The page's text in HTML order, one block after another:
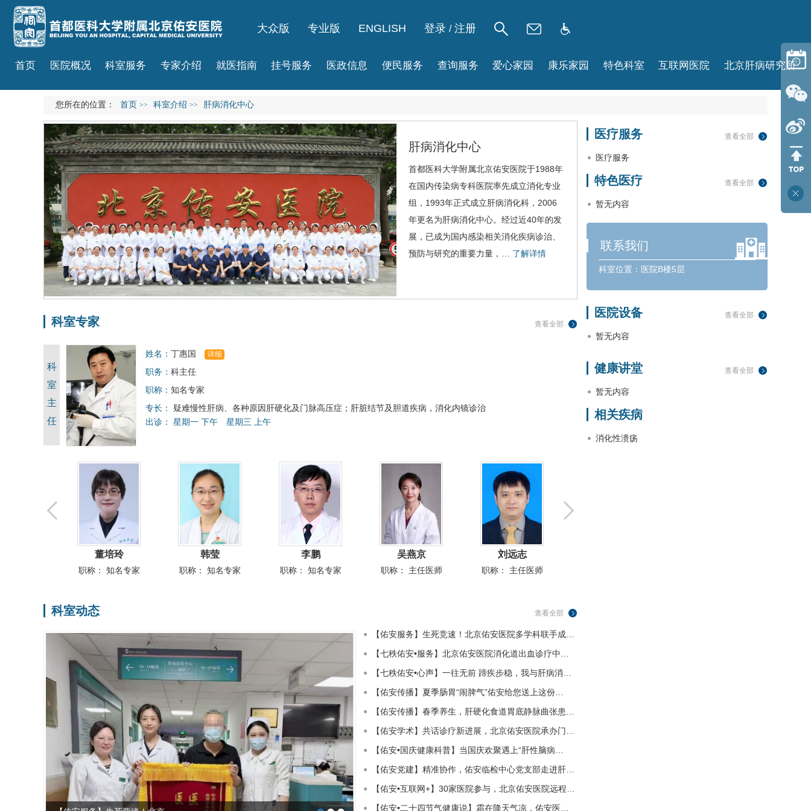
大众版 专业版 ENGLISH 登录 / 注册
首页 医院概况 科室服务 专家介绍 就医指南 挂号服务 医政信息 便民服务 查询服务 爱心家园 康乐家园 特色科室 互联网医院 北京肝病研究所
您所在的位置： 首页 >> 科室介绍 >> 肝病消化中心
肝病消化中心
首都医科大学附属北京佑安医院于1988年
在国内传染病专科医院率先成立消化专业
组，1993年正式成立肝病消化科，2006
年更名为肝病消化中心。经过近40年的发
展，已成为国内感染相关消化疾病诊治、
预防与研究的重要力量，… 了解详情
查看全部
科室专家
科
室
主
任
姓名： 丁惠国 详细
职务： 科主任
职称： 知名专家
专长：
疑难慢性肝病、各种原因 肝硬化及门脉高压症；肝脏结节及胆道疾病，消化内镜诊治
出诊：
星期一 下午 星期三 上午
董培玲
职称： 知名专家
韩莹
职称： 知名专家
李鹏
职称： 知名专家
吴燕京
职称： 主任医师
刘远志
职称： 主任医师
查看全部
科室动态
【佑安服务】生死竞速！北京佑安医院多学科联手成…
【七秩佑安•服务】北京佑安医院消化道出血诊疗中…
【七秩佑安•心声】一往无前 蹄疾步稳，我与肝病消…
【佑安传播】夏季肠胃“闹脾气”佑安给您送上这份…
【佑安传播】春季养生，肝硬化食道胃底静脉曲张患…
【佑安学术】共话诊疗新进展，北京佑安医院承办门…
【佑安•国庆健康科普】当国庆欢聚遇上“肝性脑病…
【佑安党建】精准协作，佑安临检中心党支部走进肝…
【佑安•互联网+】30家医院参与，北京佑安医院远程…
【佑安•二十四节气健康说】霜在降天气凉，佑安医…
查看全部
医疗服务
医疗服务
查看全部
特色医疗
暂无内容
联系我们
科室位置： 医院B楼5层
查看全部
医院设备
暂无内容
查看全部
健康讲堂
暂无内容
相关疾病
消化性溃疡